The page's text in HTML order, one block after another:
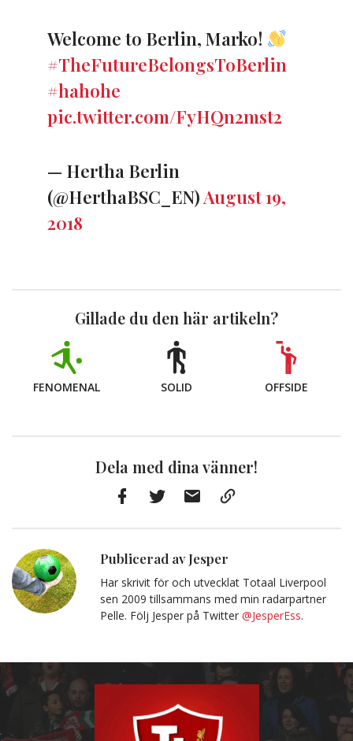
Welcome to Berlin, Marko!
#TheFutureBelongsToBerlin
#hahohe
pic.twitter.com/FyHQn2mst2
— Hertha Berlin
(@HerthaBSC_EN)August 19,
2018
Gillade du den här artikeln?
FENOMENAL SOLID OFFSIDE
Dela med dina vänner!
Publicerad av Jesper
Har skrivit för och utvecklat Totaal Liverpool
sen 2009 tillsammans med min radarpartner
Pelle. Följ Jesper på Twitter @JesperEss.